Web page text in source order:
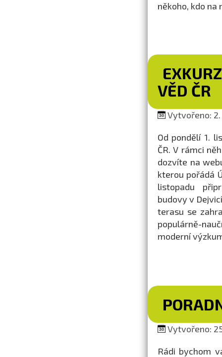
někoho, kdo
VĚD ČR
Vytvořeno: 2.
Od pondělí 1.
ČR. V rámci
dozvíte na
kterou pořádá
listopadu
budovy v
terasu se
populárně-
moderní
Vytvořeno:
Rádi bychom